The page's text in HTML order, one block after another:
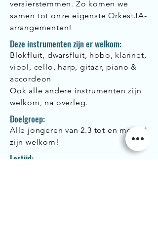
versierstemmen. Zo komen we
samen tot onze eigenste OrkestJA-
arrangementen!
Deze instrumenten zijn er welkom:
Blokfluit, dwarsfluit, hobo, klarinet,
viool, cello, harp, gitaar, piano &
accordeon
Ook alle andere instrumenten zijn
welkom, na overleg.
Doelgroep:
Alle jongeren van 2.3 tot en met 3.1
zijn welkom!
Lestijd: